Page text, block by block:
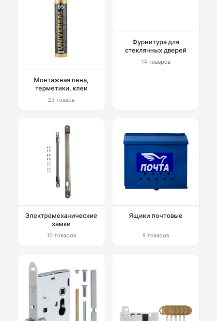
Монтажная пена,
герметики, клеи
23 товара
Фурнитура для
стеклянных дверей
14 товаров
Электромеханические
замки
10 товаров
Ящики почтовые
9 товаров